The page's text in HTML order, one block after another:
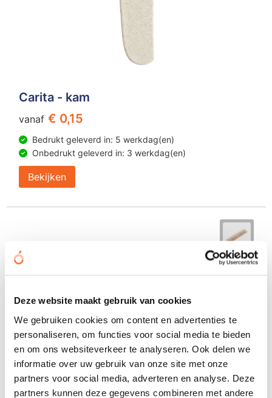
Deze website maakt gebruik van cookies
We gebruiken cookies om content en advertenties te
personaliseren, om functies voor social media te bieden
en om ons websiteverkeer te analyseren. Ook delen we
informatie over uw gebruik van onze site met onze
partners voor social media, adverteren en analyse. Deze
partners kunnen deze gegevens combineren met andere
Carita - kam
vanaf € 0,15
Bedrukt geleverd in: 5 werkdag(en)
Onbedrukt geleverd in: 3 werkdag(en)
Bekijken